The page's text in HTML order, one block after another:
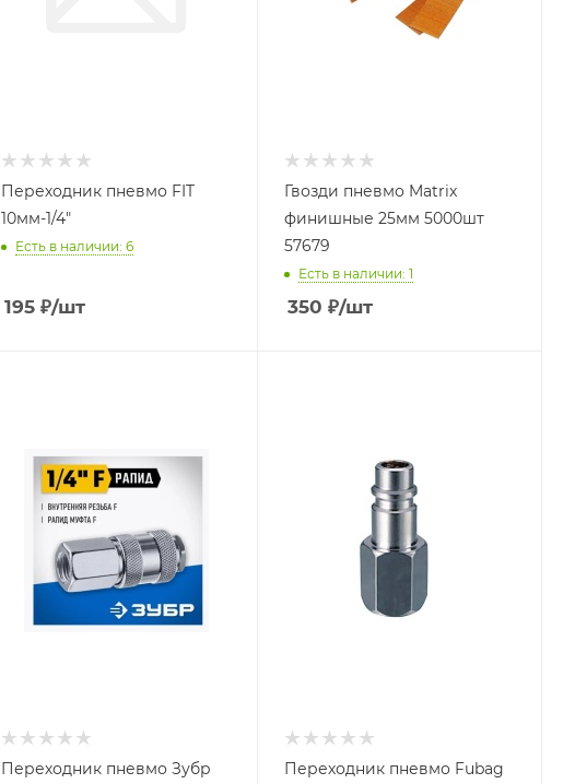
Переходник пневмо FIT
10мм-1/4"
Есть в наличии: 6
195₽/шт
Гвозди пневмо Matrix
финишные 25мм 5000шт
57679
Есть в наличии: 1
350 ₽/шт
Переходник пневмо Зубр
Переходник пневмо Fubag